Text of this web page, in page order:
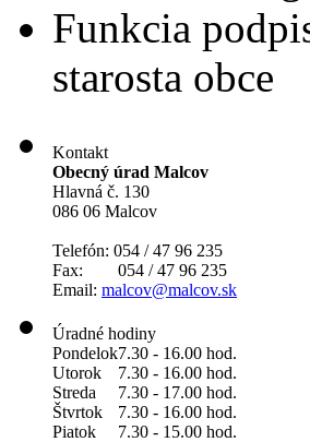
Funkcia
starosta obce
Kontakt
Obecný úrad Malcov
Hlavná č. 130
086 06 Malcov
Telefón: 054 / 47 96 235
Fax: 054 / 47 96 235
Email: malcov@malcov.sk
Úradné hodiny
Pondelok7.30 - 16.00 hod.
Utorok
7.30 - 16.00 hod.
Streda
7.30 - 17.00 hod.
Štvrtok
7.30 - 16.00 hod.
Piatok
7.30 - 15.00 hod.